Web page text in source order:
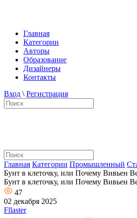
Главная
Категории
Авторы
Образование
Дизайнеры
Контакты
Вход \ Регистрация
Главная Категории Промышленный
Бунт в клеточку, или Почему Вивьен
Бунт в клеточку, или Почему Вивьен
47
02 декабря 2025
Fllaster